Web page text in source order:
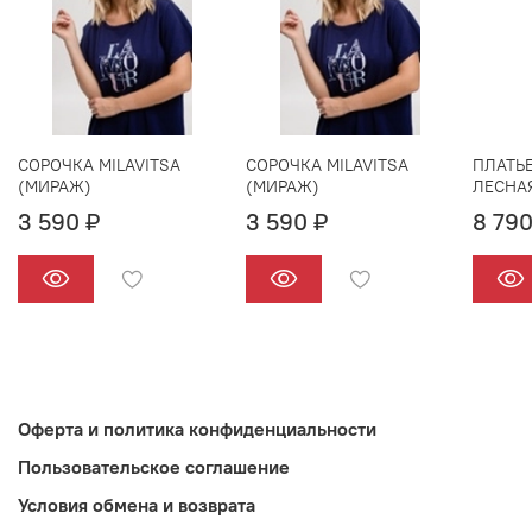
СОРОЧКА MILAVITSA
(МИРАЖ)
3 590 ₽
СОРОЧКА MILAVITSA
(МИРАЖ)
3 590 ₽ 8
Оферта и политика конфиденциальности
Пользовательское соглашение
Условия обмена и возврата